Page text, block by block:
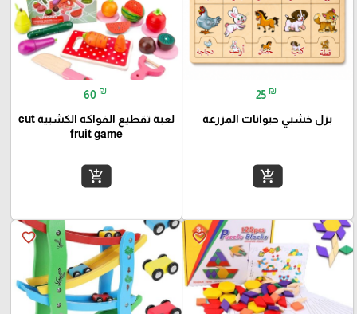
25 ₪
بزل خشبي حيوانات المزرعة
add_shopping_cart
60 ₪
لعبة تقطيع الفواكه الكشبية cut
fruit game
add_shopping_cart
favorite_border
favorite_border